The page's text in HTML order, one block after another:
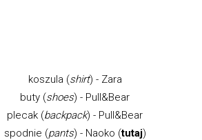
koszula (shirt) - Zara
buty (shoes) - Pull&Bear
plecak (backpack) - Pull&Bear
spodnie (pants) - Naoko (tutaj)